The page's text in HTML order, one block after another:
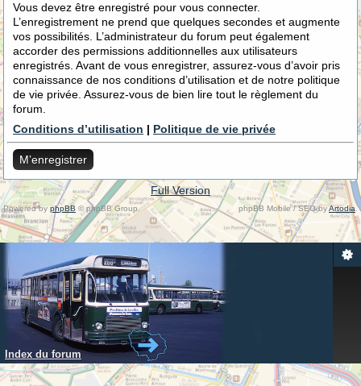
Vous devez être enregistré pour vous connecter.
L’enregistrement ne prend que quelques secondes et augmente
vos possibilités. L’administrateur du forum peut également
accorder des permissions additionnelles aux utilisateurs
enregistrés. Avant de vous enregistrer, assurez-vous d’avoir pris
connaissance de nos conditions d’utilisation et de notre politique
de vie privée. Assurez-vous de bien lire tout le règlement du
forum.
Conditions d’utilisation | Politique de vie privée
M’enregistrer
Full Version
Powered byphpBB © phpBB Group. phpBB Mobile / SEO byArtodia .
Index du forum